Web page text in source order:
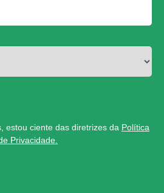
estou ciente das diretrizes da Política
Privacidade.